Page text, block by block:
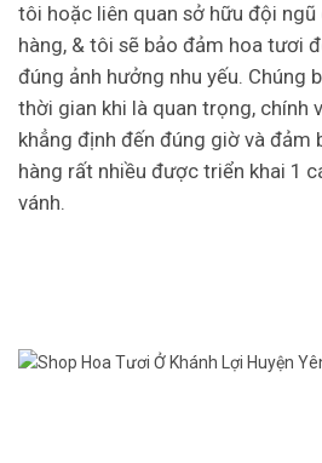
tôi hoặc liên quan sở hữu đội
hàng, & tôi sẽ bảo đảm hoa tươi
đúng ảnh hưởng nhu yếu. Chúng
thời gian khi là quan trọng, chính
khẳng định đến đúng giờ và đảm
hàng rất nhiều được triển khai 1
vánh.